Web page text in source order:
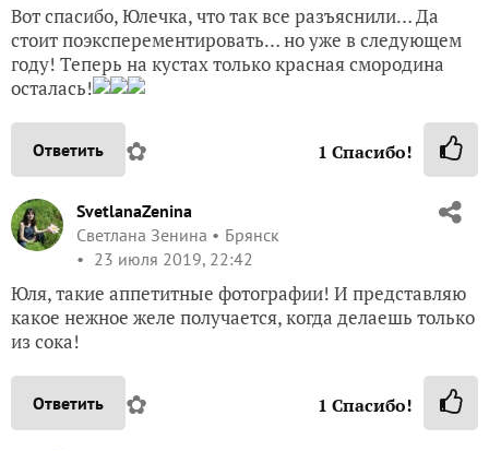
Вот спасибо, Юлечка, что так все разъяснили… Да
стоит поэксперементировать… но уже в следующем
году! Теперь на кустах только красная смородина
осталась!
Ответить ✿ 1 Спасибо!
SvetlanaZenina
Светлана Зенина
Брянск
23 июля 2019, 22:42
Юля, такие аппетитные фотографии! И представляю
какое нежное желе получается, когда делаешь только
из сока!
Ответить ✿ 1 Спасибо!